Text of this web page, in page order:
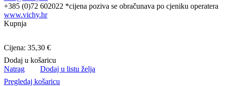
+385 (0)72 602022 *cijena poziva se obračunava po cjeniku operatera
www.vichy.hr
Kupnja
Cijena: 35,30 €
Dodaj u košaricu
Natrag
Dodaj u listu želja
Pregledaj košaricu